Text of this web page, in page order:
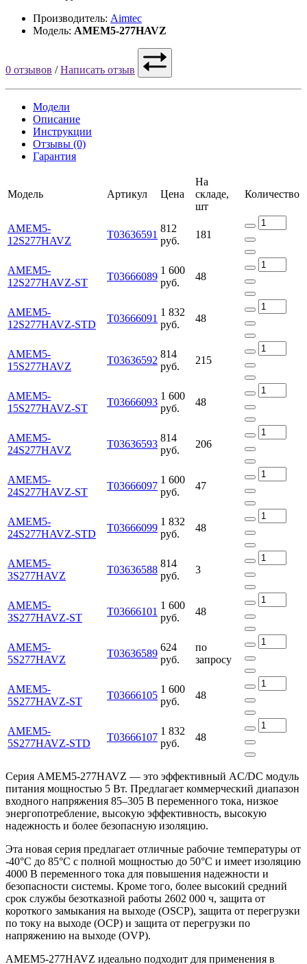
Производитель: Aimtec
Модель: AMEM5-277HAVZ
0 отзывов /Написать отзыв
Модели
Описание
Инструкции
Отзывы (0)
Гарантия
Модель Артикул Цена
На
складе,
шт
Количество
AMEM5-
12S277HAVZ
Т03636591
812
руб.
181
AMEM5-
12S277HAVZ-ST
Т03666089
1 600
руб.
48
AMEM5-
12S277HAVZ-STD
Т03666091
1 832
руб.
48
AMEM5-
15S277HAVZ
Т03636592
814
руб.
215
AMEM5-
15S277HAVZ-ST
Т03666093
1 600
руб.
48
AMEM5-
24S277HAVZ
Т03636593
814
руб.
206
AMEM5-
24S277HAVZ-ST
Т03666097
1 600
руб.
47
AMEM5-
24S277HAVZ-STD
Т03666099
1 832
руб.
48
AMEM5-
3S277HAVZ
Т03636588
814
руб.
3
AMEM5-
3S277HAVZ-ST
Т03666101
1 600
руб.
48
AMEM5-
5S277HAVZ
Т03636589
624
руб.
по
запросу
AMEM5-
5S277HAVZ-ST
Т03666105
1 600
руб.
48
AMEM5-
5S277HAVZ-STD
Т03666107
1 832
руб.
48
Серия AMEM5-277HAVZ — это эффективный AC/DC модуль
питания мощностью 5 Вт. Предлагает коммерческий диапазон
входного напряжения 85–305 В переменного тока, низкое
энергопотребление, высокую эффективность, высокую
надежность и более безопасную изоляцию.
Эта новая серия предлагает отличные рабочие температуры от
-40°C до 85°C с полной мощностью до 50°C и имеет изоляцию
4000 В переменного тока для повышения надежности и
безопасности системы. Кроме того, более высокий средний
срок службы безотказной работы 2602 000 ч, защита от
короткого замыкания на выходе (OSCP), защита от перегрузки
по току на выходе (OCP) и защита от перегрузки по
напряжению на выходе (OVP).
AMEM5-277HAVZ идеально подходит для применения в